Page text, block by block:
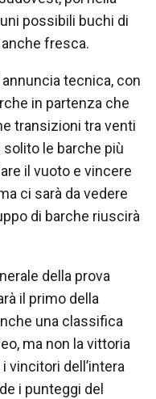
possibili buchi di
fresca.
tecnica, con
in partenza che
transizioni tra venti
le barche più
il vuoto e vincere
ci sarà da vedere
di barche riuscirà
della prova
il primo della
una classifica
ma non la vittoria
vincitori dell’intera
i punteggi del